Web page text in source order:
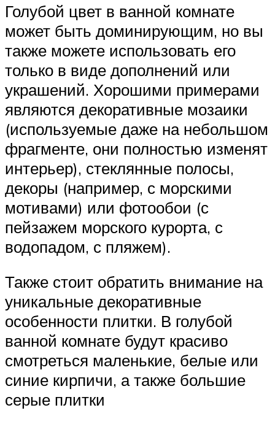
Голубой цвет в ванной комнате
может быть доминирующим, но вы
также можете использовать его
только в виде дополнений или
украшений. Хорошими примерами
являются декоративные мозаики
(используемые даже на небольшом
фрагменте, они полностью изменят
интерьер), стеклянные полосы,
декоры (например, с морскими
мотивами) или фотообои (с
пейзажем морского курорта, с
водопадом, с пляжем).
Также стоит обратить внимание на
уникальные декоративные
особенности плитки. В голубой
ванной комнате будут красиво
смотреться маленькие, белые или
синие кирпичи, а также большие
серые плитки